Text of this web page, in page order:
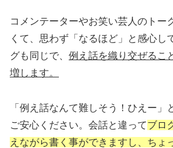
コメンテーターやお笑い芸人のトー
くて、思わず「なるほど」と感心し
グも同じで、 例え話を織り交ぜるこ
増します。
「例え話なんて難しそう！ひえー」
ご安心ください。会話と違ってブロ
えながら書く事ができますし、ちょ